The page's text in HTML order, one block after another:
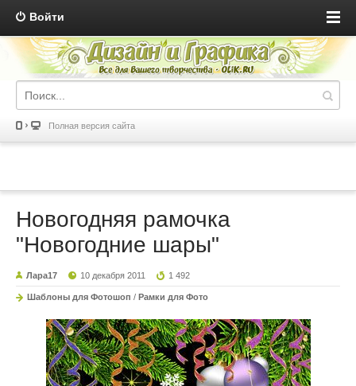
Войти
Полная версия сайта
Новогодняя рамочка
"Новогодние шары"
Лара17 10 декабря 2011 1 492
Шаблоны для Фотошоп / Рамки для Фото